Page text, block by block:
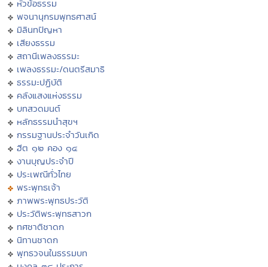
หัวข้อธรรม
พจนานุกรมพุทธศาสน์
มิลินทปัญหา
เสียงธรรม
สถานีเพลงธรรมะ
เพลงธรรมะ/ดนตรีสมาธิ
ธรรมะปฏิบัติ
คลังแสงแห่งธรรม
บทสวดมนต์
หลักธรรมนำสุขฯ
กรรมฐานประจำวันเกิด
ฮีต ๑๒ คอง ๑๔
งานบุญประจำปี
ประเพณีทั่วไทย
พระพุทธเจ้า
ภาพพระพุทธประวัติ
ประวัติพระพุทธสาวก
ทศชาติชาดก
นิทานชาดก
พุทธวจนในธรรมบท